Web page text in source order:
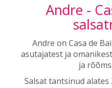
Andre -
Andre on Casa de
asutajatest ja
ja
Salsat tantsinud alates